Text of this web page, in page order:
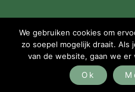
We gebruiken cookies om
zo soepel mogelijk draait. Als
van de website, gaan we
Ok